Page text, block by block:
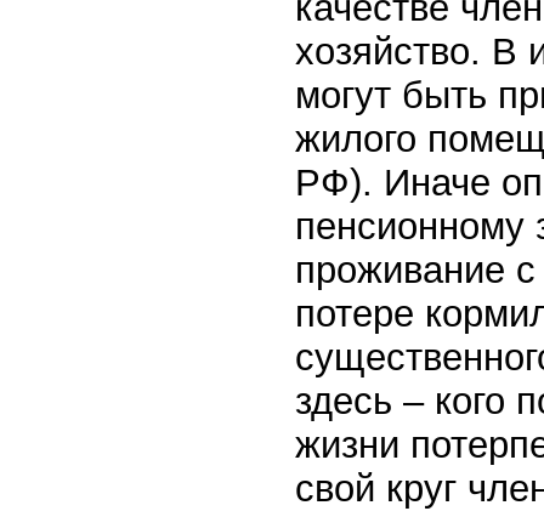
хозяйство. В
могут быть
жилого
РФ). Иначе
пенсионному
проживание
потере
здесь – кого
жизни
свой круг